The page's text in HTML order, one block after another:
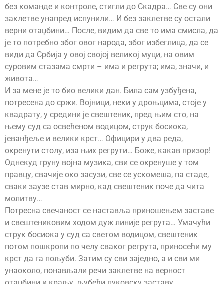
без команде и контроле, стигли до Скадра… Све су они
заклетве унапред испунили… И без заклетве су остали
верни отаџбини… После, видим да све то има смисла, да
је то потребно због овог народа, због избеглица, да се
види да Србија у овој својој великој муци, на овим
суровим стазама смрти – има и регрута; има, значи, и
живота…
И за мене је то био велики дан. Била сам узбуђена,
потресена до сржи. Војници, неки у дроњцима, стоје у
квадрату, у средини је свештеник, пред њим сто, на
њему суд са освећеном водицом, струк босиока,
јеванђеље и велики крст… Официри у два реда,
окренути столу, иза њих регрути… Боже, какав призор!
Однекуд груну војна музика, сви се окренуше у том
правцу, свачије око засузи, све се ускомеша, па стаде,
сваки заузе став мирно, кад свештеник поче да чита
молитву…
Потресна свечаност се наставља приношењем заставе
и свештениковим ходом дуж линије регрута… Умачући
струк босиока у суд са светом водицом, свештеник
потом пошкропи по челу сваког регрута, приносећи му
крст да га пољуби. Затим су сви заједно, а и сви ми
унаоколо, понављали речи заклетве на верност